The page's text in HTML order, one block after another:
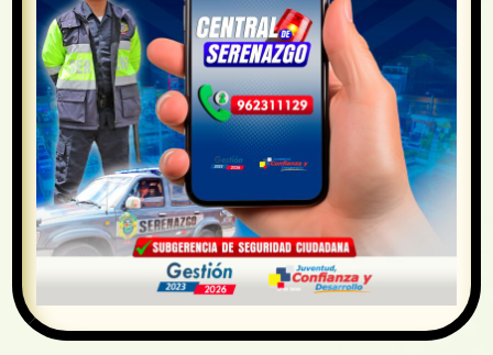
Email:distdesaguadero@gmail.com
Horario de Atención: Lunes a Viernes de 8:00 a.m. a 4:00
p.m.
Publicaciones Recientes
Centro de Salud Desaguadero
agosto 4, 2026
🐶💉 ¡𝐂𝐀𝐌𝐏𝐀Ñ𝐀 𝐆𝐑𝐀𝐓𝐔𝐈𝐓𝐀 𝐃𝐄 𝐕𝐀𝐂𝐔𝐍𝐀𝐂𝐈Ó𝐍
𝐀𝐍𝐓𝐈𝐑𝐑Á𝐁𝐈𝐂𝐀 𝐂𝐀𝐍𝐈𝐍𝐀!🐾
agosto 4, 2026